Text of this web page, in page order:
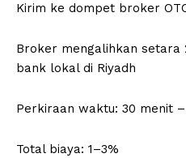
Kirim ke dompet broker
Broker mengalihkan setara
bank lokal di Riyadh
Perkiraan waktu: 30 menit
Total biaya: 1–3%